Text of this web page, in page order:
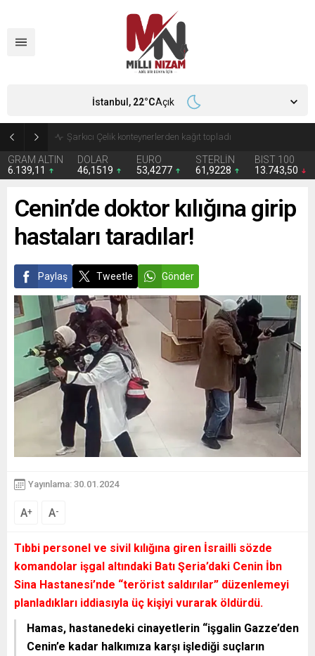
İran 2 ülkeyi birden vurdu
GRAM ALTIN
6.139,11
DOLAR
46,1519
EURO
53,4277
STERLİN
61,9228
BIST 100
13.743,50
İstanbul, 22°CAçık
Cenin’de doktor kılığına girip
hastaları taradılar!
Paylaş Tweetle Gönder
Yayınlama: 30.01.2024
A+ A-
Tıbbi personel ve sivil kılığına giren İsrailli sözde
komandolar işgal altındaki Batı Şeria’daki Cenin İbn
Sina Hastanesi’nde “terörist saldırılar” düzenlemeyi
planladıkları iddiasıyla üç kişiyi vurarak öldürdü.
Hamas, hastanedeki cinayetlerin “işgalin Gazze’den
Cenin’e kadar halkımıza karşı işlediği suçların